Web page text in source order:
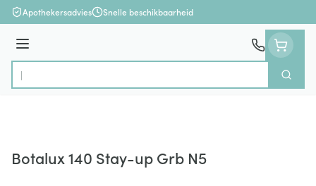
Ga naar de inhoud
Apothekersadvies Snelle beschikbaarheid
Menu
Product, merk, categorie...
Zoek
Botalux 140 Stay-up Grb N5